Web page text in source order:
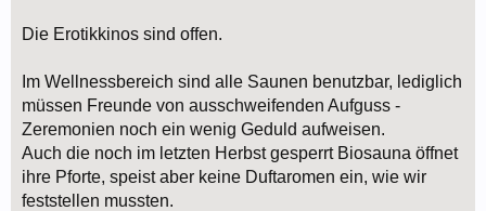
Die Erotikkinos sind offen.
Im Wellnessbereich sind alle Saunen benutzbar, lediglich
müssen Freunde von ausschweifenden Aufguss -
Zeremonien noch ein wenig Geduld aufweisen.
Auch die noch im letzten Herbst gesperrt Biosauna öffnet
ihre Pforte, speist aber keine Duftaromen ein, wie wir
feststellen mussten.